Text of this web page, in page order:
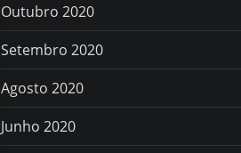
Outubro 2020
Setembro 2020
Agosto 2020
Junho 2020